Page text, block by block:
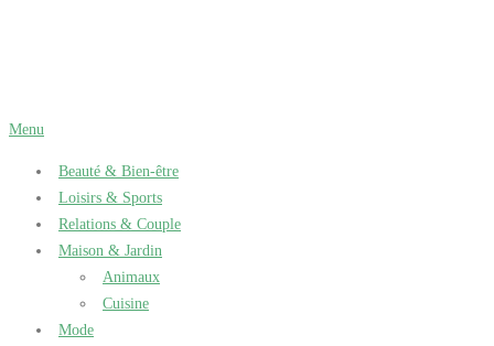
Menu
Beauté & Bien-être
Loisirs & Sports
Relations & Couple
Maison & Jardin
Animaux
Cuisine
Mode